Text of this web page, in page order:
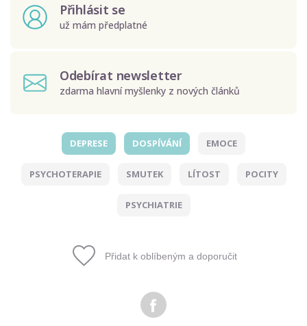
Přihlásit se
už mám předplatné
Odebírat newsletter
zdarma hlavní myšlenky z nových článků
Odeslat
DEPRESE DOSPÍVÁNÍ EMOCE
PSYCHOTERAPIE SMUTEK LÍTOST POCITY
PSYCHIATRIE
Přidat k oblíbeným a doporučit